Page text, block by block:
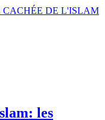
CACHÉE DE L'ISLAM
les